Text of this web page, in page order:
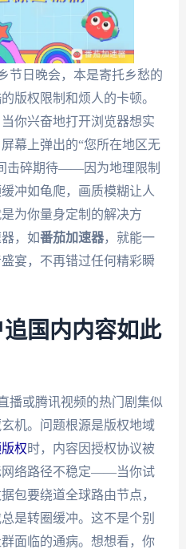
节日晚会，本是寄托乡愁的
版权限制和烦人的卡顿。
你兴奋地打开浏览器想实
幕上弹出的“您所在地区无
击碎期待——因为地理限制
冲如龟爬，画质模糊让人
为你量身定制的解决方
，如番茄加速器，就能一
宴，不再错过任何精彩瞬
国内内容如此
播或腾讯视频的热门剧集似
机。问题根源是版权地域
权时，内容因授权协议被
网络路径不稳定——当你试
包要绕道全球路由节点，
是转圈缓冲。这不是个别
面临的通病。想想看，你